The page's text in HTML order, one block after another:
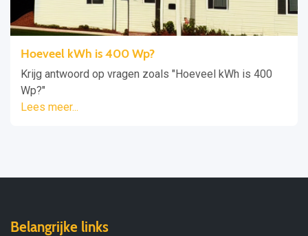
Hoeveel kWh is 400 Wp?
Krijg antwoord op vragen zoals "Hoeveel kWh is 400
Wp?"
Lees meer...
Belangrijke links